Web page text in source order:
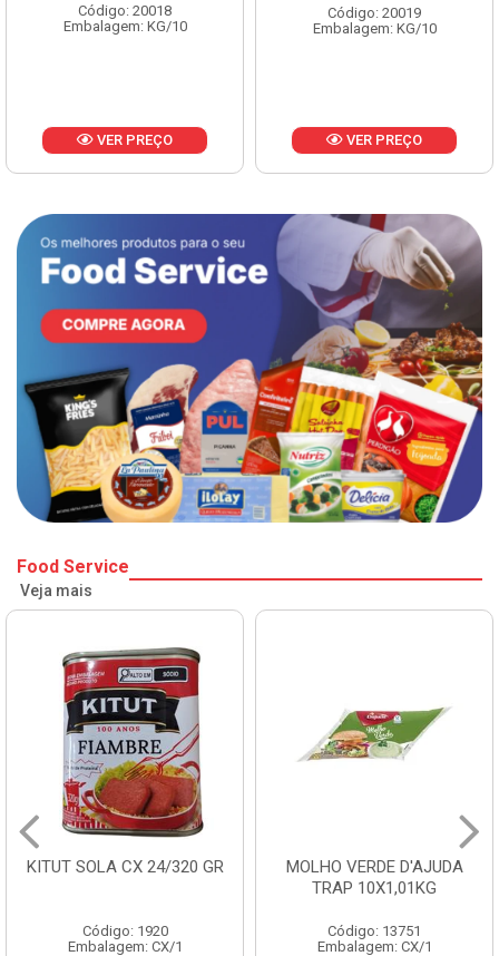
Código: 20019
Embalagem: KG/10
VER PREÇO
Código: 20161
Embalagem: KG/10
VER PREÇO
Food Service
Veja mais
MOLHO VERDE D'AJUDA
Código: 13751
Embalagem: CX/1
FRUTAS CRISTALIZADAS
CX 10KG
Código: 1785
Embalagem: KG/10